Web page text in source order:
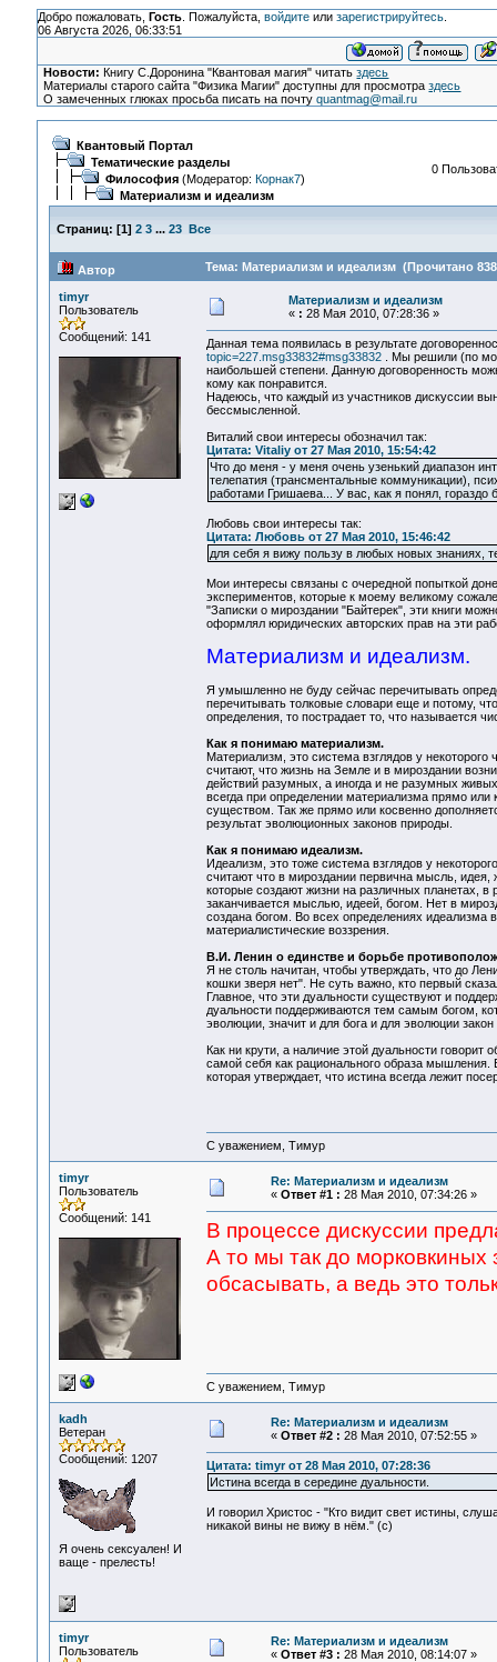
Добро пожаловать, Гость. Пожалуйста, войдитеили зарегистрируйтесь.
06 Августа 2026, 06:33:51
Новости: Книгу С.Доронина "Квантовая магия" читатьздесь
Материалы старого сайта "Физика Магии" доступны для просмотраздесь
О замеченных глюках просьба писать на почтуquantmag@mail.ru
Квантовый Портал
Тематические разделы
Философия(Модератор: Корнак7)
Материализм и идеализм
0
Страниц: [1] 2 3 ... 23 Все
Автор Тема: Материализм и идеализм (Прочитано
timyr
Пользователь
Сообщений: 141
Материализм и идеализм
« : 28 Мая 2010, 07:28:36 »
Данная тема появилась в результате
topic=227.msg33832#msg33832. Мы решили (по
наибольшей степени. Данную договоренность
кому как понравится.
Надеюсь, что каждый из участников дискуссии
бессмысленной.
Виталий свои интересы обозначил так:
Цитата: Vitaliy от 27 Мая 2010, 15:54:42
Что до меня - у меня очень узенький диапазон
телепатия (трансментальные коммуникации),
работами Гришаева... У вас, как я понял, гораздо
Любовь свои интересы так:
Цитата: Любовь от 27 Мая 2010, 15:46:42
для себя я вижу пользу в любых новых знаниях,
Мои интересы связаны с очередной попыткой
экспериментов, которые к моему великому
"Записки о мироздании "Байтерек", эти книги
оформлял юридических авторских прав на эти
Материализм и идеализм.
Я умышленно не буду сейчас перечитывать
перечитывать толковые словари еще и потому,
определения, то пострадает то, что называется
Как я понимаю материализм.
Материализм, это система взглядов у
считают, что жизнь на Земле и в мироздании
действий разумных, а иногда и не разумных
всегда при определении материализма прямо
существом. Так же прямо или косвенно
результат эволюционных законов природы.
Как я понимаю идеализм.
Идеализм, это тоже система взглядов у
считают что в мироздании первична мысль,
которые создают жизни на различных планетах,
заканчивается мыслью, идеей, богом. Нет в
создана богом. Во всех определениях идеализма
материалистические воззрения.
В.И. Ленин о единстве и борьбе
Я не столь начитан, чтобы утверждать, что до
кошки зверя нет". Не суть важно, кто первый
Главное, что эти дуальности существуют и
дуальности поддерживаются тем самым богом,
эволюции, значит и для бога и для эволюции
Как ни крути, а наличие этой дуальности
самой себя как рационального образа
которая утверждает, что истина всегда лежит
С уважением, Тимур
timyr
Пользователь
Сообщений: 141
Re: Материализм и идеализм
« Ответ #1 : 28 Мая 2010, 07:34:26 »
В процессе дискуссии
А то мы так до морковкиных
обсасывать, а ведь это
С уважением, Тимур
kadh
Ветеран
Сообщений: 1207
Я очень сексуален! И
ваще - прелесть!
Re: Материализм и идеализм
« Ответ #2 : 28 Мая 2010, 07:52:55 »
Цитата: timyr от 28 Мая 2010, 07:28:36
Истина всегда в середине дуальности.
И говорил Христос - "Кто видит свет истины,
никакой вины не вижу в нём." (с)
timyr
Пользователь
Re: Материализм и идеализм
« Ответ #3 : 28 Мая 2010, 08:14:07 »